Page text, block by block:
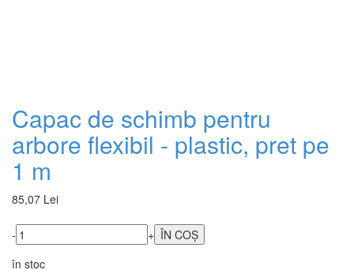
Capac de schimb pentru
arbore flexibil - plastic, pret pe
1 m
85,07 Lei
-
+
în stoc